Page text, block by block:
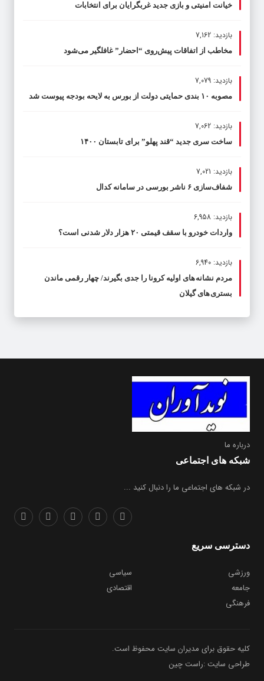
خیانت امنیتی و بازی جدید غربگرایان برای انتخابات
بازدید: 7,162
مخاطب از اتفاقات پیش‌روی “احضار” غافلگیر می‌شود
بازدید: 7,079
مصوبه ۱۰ بندی حمایتی دولت از بورس به لایحه بودجه پیوست شد
بازدید: 7,062
ساخت سری جدید “قند پهلو” برای تابستان ۱۴۰۰
بازدید: 7,021
شفاف‌سازی ۶ ناشر بورسی در سامانه کدال
بازدید: 6,958
واردات خودرو با سقف قیمتی ۲۰ هزار دلار شدنی است؟
بازدید: 6,940
مردم نشانه های اولیه کرونا را جدی بگیرند/ چهار رقمی ماندن
بستری های گیلان
درباره ما
شبکه های اجتماعی
در شبکه های اجتماعی ما را دنبال کنید ...
دسترسی سریع
ورزشی
سیاسی
جامعه
اقتصادی
فرهنگی
کلیه حقوق برای مدیران سایت محفوظ است.
طراحی سایت :راست چین